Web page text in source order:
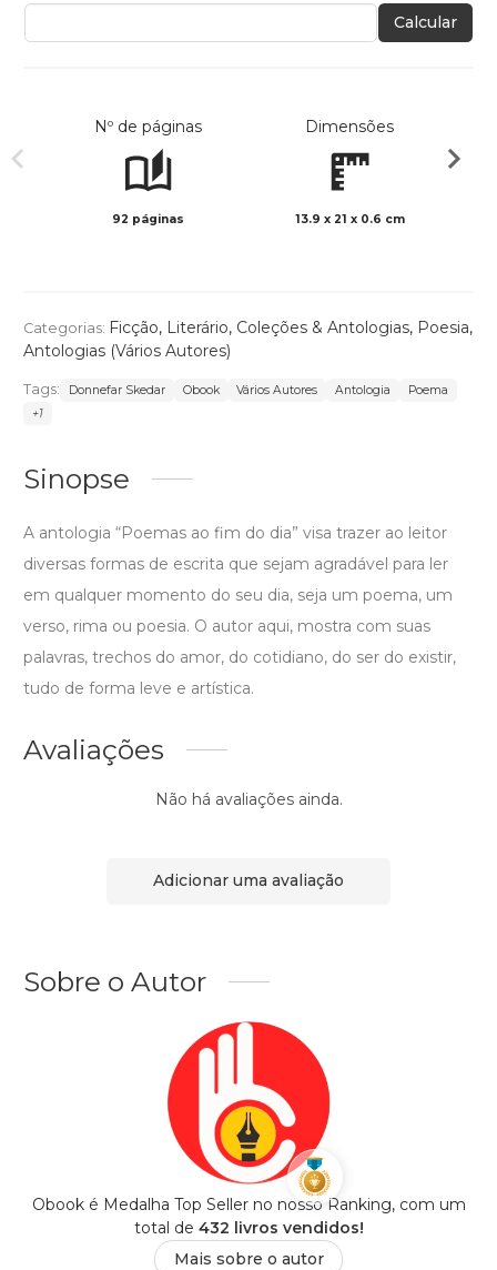
Calcular
Nº de páginas
92 páginas
Dimensões
13.9 x 21 x 0.6 cm
Categorias: Ficção, Literário, Coleções & Antologias, Poesia,
Antologias (Vários Autores)
Tags: Donnefar Skedar Obook Vários Autores Antologia
Poema
+1
Sinopse
A antologia “Poemas ao fim do dia” visa trazer ao leitor
diversas formas de escrita que sejam agradável para ler
em qualquer momento do seu dia, seja um poema, um
verso, rima ou poesia. O autor aqui, mostra com suas
palavras, trechos do amor, do cotidiano, do ser do existir,
tudo de forma leve e artística.
Avaliações
Não há avaliações ainda.
Adicionar uma avaliação
Sobre o Autor
Obook é Medalha Top Seller no nosso Ranking, com um
total de 432 livros vendidos!
Mais sobre o autor